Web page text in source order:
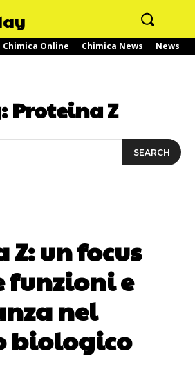
Chimica Online Chimica News News
Proteina Z
SEARCH
un focus
funzioni e
nel
biologico